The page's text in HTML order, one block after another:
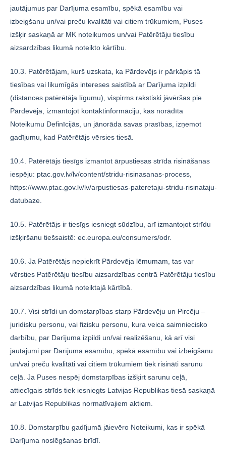
jautājumus par Darījuma esamību, spēkā esamību vai
izbeigšanu un/vai preču kvalitāti vai citiem trūkumiem, Puses
izšķir saskaņā ar MK noteikumos un/vai Patērētāju tiesību
aizsardzības likumā noteikto kārtību.
10.3. Patērētājam, kurš uzskata, ka Pārdevējs ir pārkāpis tā
tiesības vai likumīgās intereses saistībā ar Darījuma izpildi
(distances patērētāja līgumu), vispirms rakstiski jāvēršas pie
Pārdevēja, izmantojot kontaktinformāciju, kas norādīta
Noteikumu Definīcijās, un jānorāda savas prasības, izņemot
gadījumu, kad Patērētājs vērsies tiesā.
10.4. Patērētājs tiesīgs izmantot ārpustiesas strīda risināšanas
iespēju: ptac.gov.lv/lv/content/stridu-risinasanas-process,
https://www.ptac.gov.lv/lv/arpustiesas-pateretaju-stridu-risinataju-
datubaze.
10.5. Patērētājs ir tiesīgs iesniegt sūdzību, arī izmantojot strīdu
izšķiršanu tiešsaistē: ec.europa.eu/consumers/odr.
10.6. Ja Patērētājs nepiekrīt Pārdevēja lēmumam, tas var
vērsties Patērētāju tiesību aizsardzības centrā Patērētāju tiesību
aizsardzības likumā noteiktajā kārtībā.
10.7. Visi strīdi un domstarpības starp Pārdevēju un Pircēju –
juridisku personu, vai fizisku personu, kura veica saimniecisko
darbību, par Darījuma izpildi un/vai realizēšanu, kā arī visi
jautājumi par Darījuma esamību, spēkā esamību vai izbeigšanu
un/vai preču kvalitāti vai citiem trūkumiem tiek risināti sarunu
ceļā. Ja Puses nespēj domstarpības izšķirt sarunu ceļā,
attiecīgais strīds tiek iesniegts Latvijas Republikas tiesā saskaņā
ar Latvijas Republikas normatīvajiem aktiem.
10.8. Domstarpību gadījumā jāievēro Noteikumi, kas ir spēkā
Darījuma noslēgšanas brīdī.